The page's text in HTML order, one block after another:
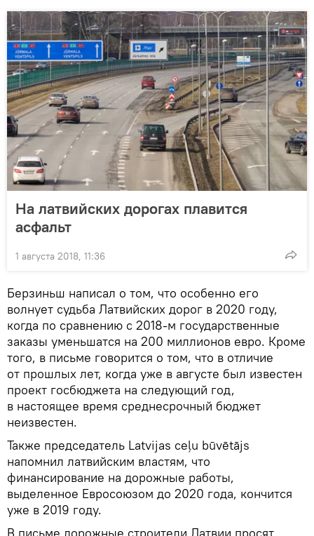
На латвийских дорогах плавится
асфальт
1 августа 2018, 11:36
Берзиньш написал о том, что особенно его
волнует судьба Латвийских дорог в 2020 году,
когда по сравнению с 2018-м государственные
заказы уменьшатся на 200 миллионов евро. Кроме
того, в письме говорится о том, что в отличие
от прошлых лет, когда уже в августе был известен
проект госбюджета на следующий год,
в настоящее время среднесрочный бюджет
неизвестен.
Также председатель Latvijas ceļu būvētājs
напомнил латвийским властям, что
финансирование на дорожные работы,
выделенное Евросоюзом до 2020 года, кончится
уже в 2019 году.